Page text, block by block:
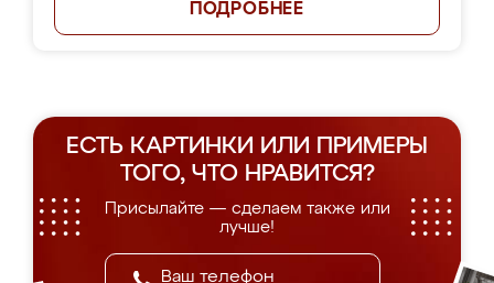
ПОДРОБНЕЕ
ЕСТЬ КАРТИНКИ ИЛИ ПРИМЕРЫ
ТОГО, ЧТО НРАВИТСЯ?
Присылайте — сделаем также или
лучше!